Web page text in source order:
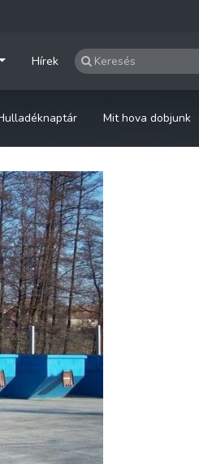
Hírek
Mit hova dobjunk